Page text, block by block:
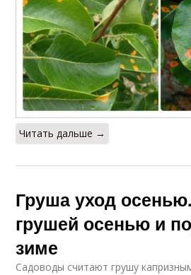
Читать дальше →
Груша уход
грушей осенью и
зиме
Садоводы считают грушу